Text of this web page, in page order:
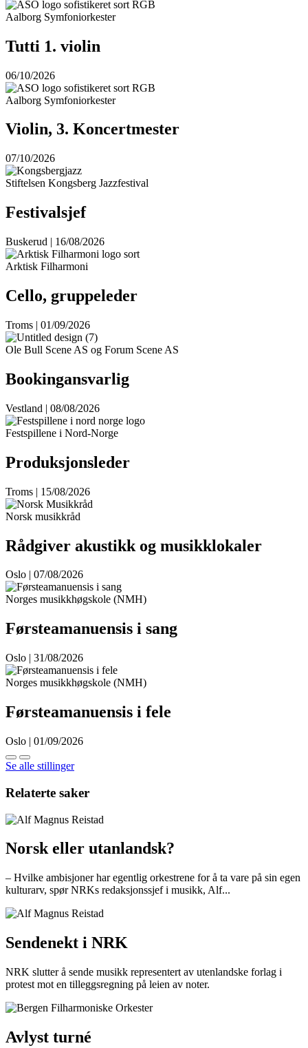
Aalborg Symfoniorkester
Tutti 1. violin
06/10/2026
Aalborg Symfoniorkester
Violin, 3. Koncertmester
07/10/2026
Stiftelsen Kongsberg Jazzfestival
Festivalsjef
Buskerud | 16/08/2026
Arktisk Filharmoni
Cello, gruppeleder
Troms | 01/09/2026
Ole Bull Scene AS og Forum Scene AS
Bookingansvarlig
Vestland | 08/08/2026
Festspillene i Nord-Norge
Produksjonsleder
Troms | 15/08/2026
Norsk musikkråd
Rådgiver akustikk og musikklokaler
Oslo | 07/08/2026
Norges musikkhøgskole (NMH)
Førsteamanuensis i sang
Oslo | 31/08/2026
Norges musikkhøgskole (NMH)
Førsteamanuensis i fele
Oslo | 01/09/2026
Se alle stillinger
Relaterte saker
Norsk eller utanlandsk?
– Hvilke ambisjoner har egentlig orkestrene for å ta vare på sin egen
kulturarv, spør NRKs redaksjonssjef i musikk, Alf...
Sendenekt i NRK
NRK slutter å sende musikk representert av utenlandske forlag i
protest mot en tilleggsregning på leien av noter.
Avlyst turné